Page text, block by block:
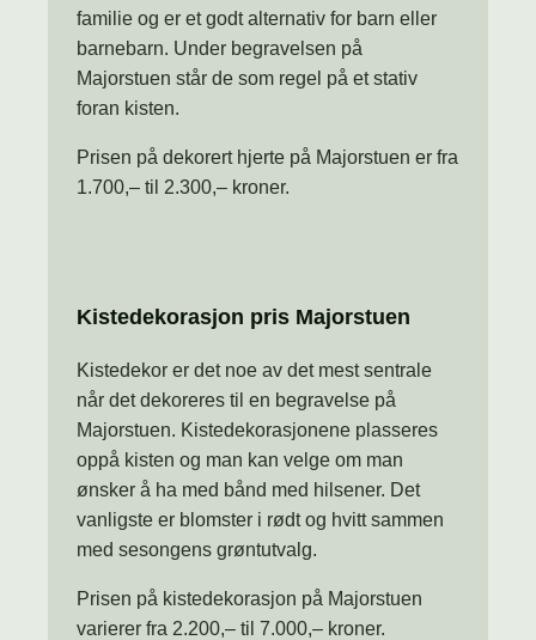
familie og er et godt alternativ for barn eller
barnebarn. Under begravelsen på
Majorstuen står de som regel på et stativ
foran kisten.
Prisen på dekorert hjerte på Majorstuen er fra
1.700,– til 2.300,– kroner.
Kistedekorasjon pris Majorstuen
Kistedekor er det noe av det mest sentrale
når det dekoreres til en begravelse på
Majorstuen. Kistedekorasjonene plasseres
oppå kisten og man kan velge om man
ønsker å ha med bånd med hilsener. Det
vanligste er blomster i rødt og hvitt sammen
med sesongens grøntutvalg.
Prisen på kistedekorasjon på Majorstuen
varierer fra 2.200,– til 7.000,– kroner.